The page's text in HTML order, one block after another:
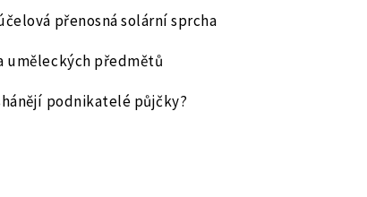
přenosná solární sprcha
uměleckých předmětů
podnikatelé půjčky?